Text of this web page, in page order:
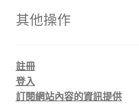
其他操作
註冊
登入
訂閱網站內容的資訊提供